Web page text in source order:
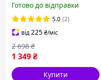
Двоколірні протитуманні
фари
Готово до відправки
5.0 (2)
від225₴/міс
1 349₴
2 698 ₴
Купити